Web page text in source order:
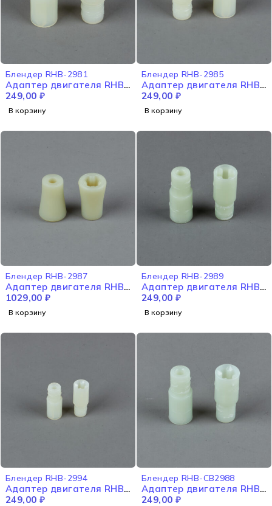
Блендер RHB-2981
Адаптер двигателя RHB-
2981
249,00 ₽
В корзину
Блендер RHB-2985
Адаптер двигателя RHB-
2985
249,00 ₽
В корзину
Блендер RHB-2987
Адаптер двигателя RHB-
2987
1029,00 ₽
В корзину
Блендер RHB-2989
Адаптер двигателя RHB-
2989
249,00 ₽
В корзину
Блендер RHB-2994
Адаптер двигателя RHB-
2994
249,00 ₽
Блендер RHB-CB2988
Адаптер двигателя RHB-
CB2988
249,00 ₽